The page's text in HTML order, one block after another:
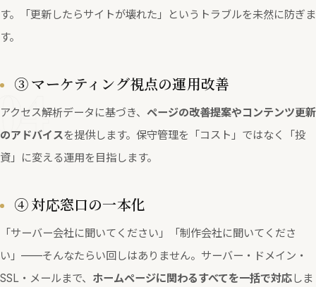
す。「更新したらサイトが壊れた」というトラブルを未然に防ぎま
す。
③ マーケティング視点の運用改善
アクセス解析データに基づき、 ページの改善提案やコンテンツ更新
のアドバイスを提供します。保守管理を「コスト」ではなく「投
資」に変える運用を目指します。
④ 対応窓口の一本化
「サーバー会社に聞いてください」「制作会社に聞いてくださ
い」——そんなたらい回しはありません。サーバー・ドメイン・
SSL・メールまで、 ホームページに関わるすべてを一括で対応しま